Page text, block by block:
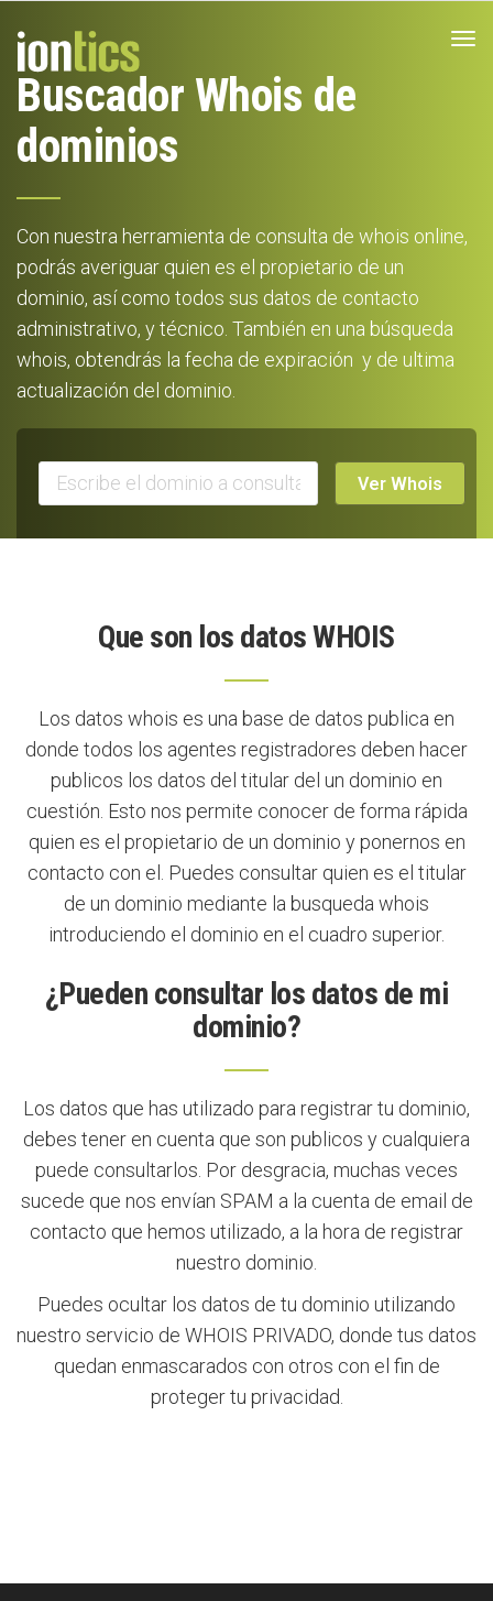
Buscador Whois de
dominios
Con nuestra herramienta de consulta de whois online,
podrás averiguar quien es el propietario de un
dominio, así como todos sus datos de contacto
administrativo, y técnico. También en una búsqueda
whois, obtendrás la fecha de expiración y de ultima
actualización del dominio.
Ver Whois
Que son los datos WHOIS
Los datos whois es una base de datos publica en
donde todos los agentes registradores deben hacer
publicos los datos del titular del un dominio en
cuestión. Esto nos permite conocer de forma rápida
quien es el propietario de un dominio y ponernos en
contacto con el. Puedes consultar quien es el titular
de un dominio mediante la busqueda whois
introduciendo el dominio en el cuadro superior.
¿Pueden consultar los datos de mi
dominio?
Los datos que has utilizado para registrar tu dominio,
debes tener en cuenta que son publicos y cualquiera
puede consultarlos. Por desgracia, muchas veces
sucede que nos envían SPAM a la cuenta de email de
contacto que hemos utilizado, a la hora de registrar
nuestro dominio.
Puedes ocultar los datos de tu dominio utilizando
nuestro servicio de WHOIS PRIVADO, donde tus datos
quedan enmascarados con otros con el fin de
proteger tu privacidad.